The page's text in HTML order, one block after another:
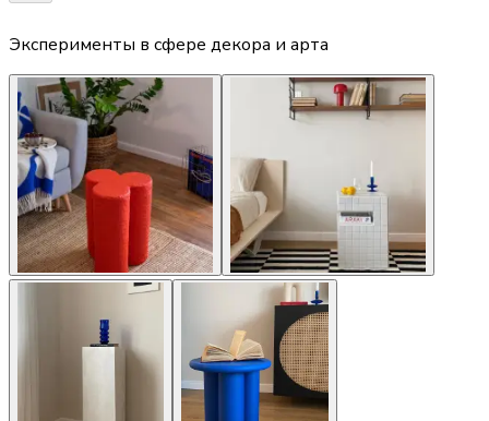
Эксперименты в сфере декора и арта